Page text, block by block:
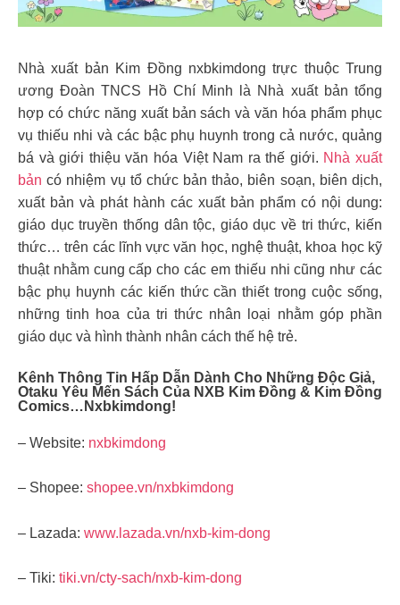
Nhà xuất bản Kim Đồng nxbkimdong trực thuộc Trung
ương Đoàn TNCS Hồ Chí Minh là Nhà xuất bản tổng
hợp có chức năng xuất bản sách và văn hóa phẩm phục
vụ thiếu nhi và các bậc phụ huynh trong cả nước, quảng
bá và giới thiệu văn hóa Việt Nam ra thế giới. Nhà xuất
bản có nhiệm vụ tổ chức bản thảo, biên soạn, biên dịch,
xuất bản và phát hành các xuất bản phẩm có nội dung:
giáo dục truyền thống dân tộc, giáo dục về tri thức, kiến
thức… trên các lĩnh vực văn học, nghệ thuật, khoa học kỹ
thuật nhằm cung cấp cho các em thiếu nhi cũng như các
bậc phụ huynh các kiến thức cần thiết trong cuộc sống,
những tinh hoa của tri thức nhân loại nhằm góp phần
giáo dục và hình thành nhân cách thế hệ trẻ.
Kênh Thông Tin Hấp Dẫn Dành Cho Những Độc Giả,
Otaku Yêu Mến Sách Của NXB Kim Đồng & Kim Đồng
Comics…nxbkimdong!
– Website: nxbkimdong
– Shopee: shopee.vn/nxbkimdong
– Lazada: www.lazada.vn/nxb-kim-dong
– Tiki: tiki.vn/cty-sach/nxb-kim-dong